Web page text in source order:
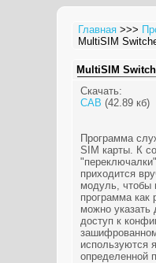
Главная >>>
MultiSIM
MultiSIM
Скачать:
CAB (42.89 кб)
Программа
SIM карты. К
приходится
модуль, чтобы
программа как
можно указать
доступ к
используются
определенной